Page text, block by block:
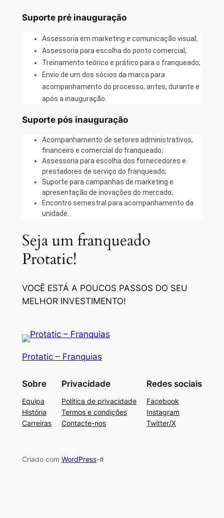
Suporte pré inauguração
Assessoria em marketing e comunicação visual;
Assessoria para escolha do ponto comercial;
Treinamento teórico e prático para o franqueado;
Envio de um dos sócios da marca para
acompanhamento do processo, antes, durante e
após a inauguração.
Suporte pós inauguração
Acompanhamento de setores administrativos,
financeiro e comercial do franqueado;
Assessoria para escolha dos fornecedores e
prestadores de serviço do franqueado;
Suporte para campanhas de marketing e
apresentação de inovações do mercado;
Encontro semestral para acompanhamento da
unidade.
Seja um franqueado
Protatic!
VOCÊ ESTÁ A POUCOS PASSOS DO SEU
MELHOR INVESTIMENTO!
Protatic – Franquias
Sobre
Equipa
História
Carreiras
Privacidade
Política de privacidade
Termos e condições
Contacte-nos
Redes sociais
Facebook
Instagram
Twitter/X
Criado com WordPress-#